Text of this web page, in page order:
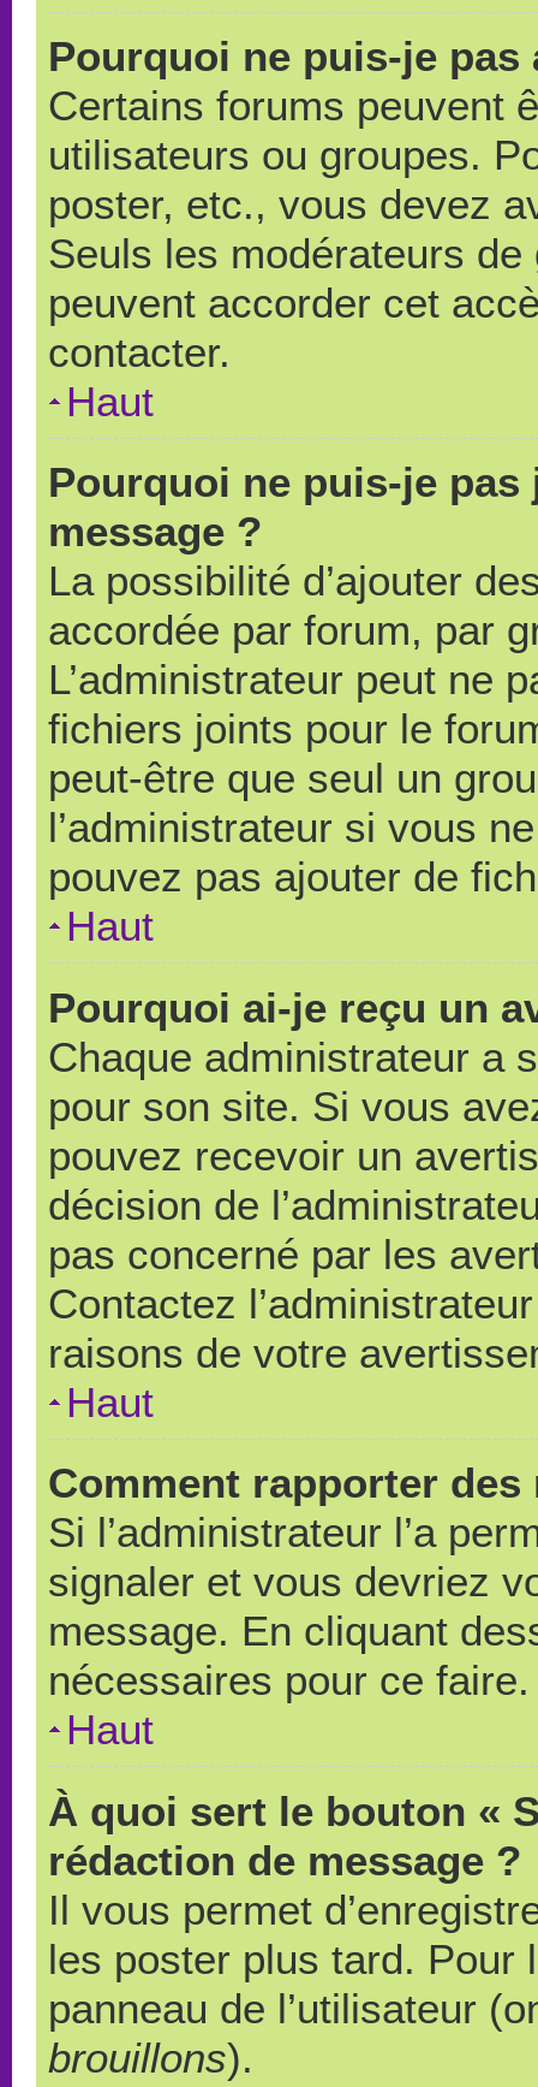
Pourquoi ne puis-je
Certains forums peuvent
utilisateurs ou groupes.
poster, etc., vous devez
Seuls les modérateurs
peuvent accorder cet
contacter.
Haut
Pourquoi ne puis-je
message ?
La possibilité d’ajouter
accordée par forum, par
L’administrateur peut ne
fichiers joints pour le
peut-être que seul un
l’administrateur si vous
pouvez pas ajouter de
Haut
Pourquoi ai-je reçu un
Chaque administrateur a
pour son site. Si vous
pouvez recevoir un
décision de
pas concerné par les
Contactez
raisons de votre
Haut
Comment rapporter
Si l’administrateur l’a
signaler et vous devriez
message. En cliquant
nécessaires pour ce faire.
Haut
À quoi sert le bouton «
rédaction de message ?
Il vous permet
les poster plus tard. Pour
panneau de l’utilisateur
brouillons).